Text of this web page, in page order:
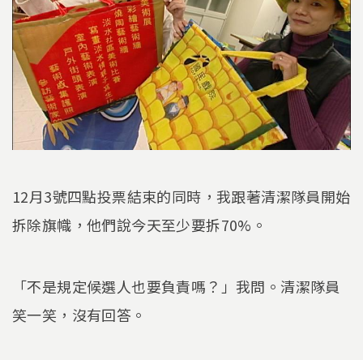
12月3號四點投票結束的同時，我跟著清潔隊員開始
拆除旗幟，他們說今天至少要拆70%。
「不是規定候選人也要負責嗎？」我問。清潔隊員
笑一笑，沒有回答。